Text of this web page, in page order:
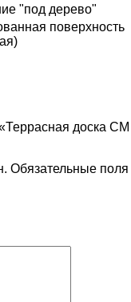
"под дерево"
поверхность
доска CM
Обязательные поля